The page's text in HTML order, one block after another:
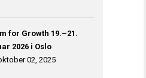
for Growth 19.–21.
2026 i Oslo
02, 2025